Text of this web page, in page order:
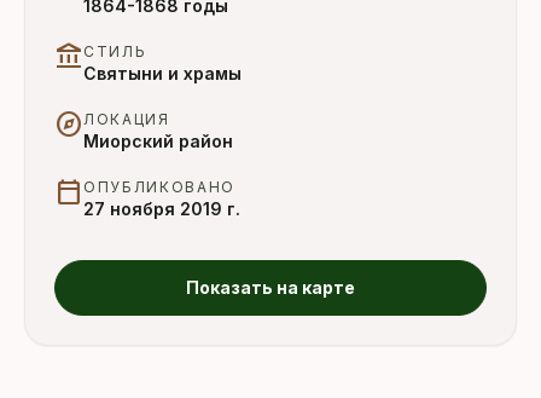
1864-1868 годы
account_balance СТИЛЬ
Святыни и храмы
exploreЛОКАЦИЯ
Миорский район
calendar_today ОПУБЛИКОВАНО
27 ноября 2019 г.
Показать на карте